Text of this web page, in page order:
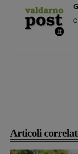
Articoli